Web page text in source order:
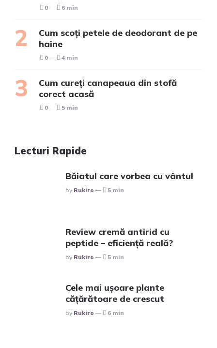
0 6 min
Cum scoți petele de deodorant de pe
haine
0 4 min
Cum cureți canapeaua din stofă
corect acasă
0 5 min
Lecturi Rapide
Băiatul care vorbea cu vântul
Posted
By Rukiro 5 min
Review cremă antirid cu
peptide – eficiență reală?
Posted
By Rukiro 5 min
Cele mai ușoare plante
cățărătoare de crescut
Posted
By Rukiro 6 min